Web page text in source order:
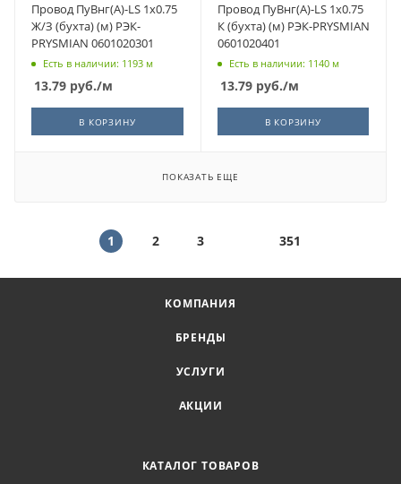
Провод ПуВнг(А)-LS 1х0.75
Ж/З (бухта) (м) РЭК-
PRYSMIAN 0601020301
Есть в наличии: 1193 м
13.79 руб./м
В КОРЗИНУ
Провод ПуВнг(А)-LS 1х0.75
К (бухта) (м) РЭК-PRYSMIAN
0601020401
Есть в наличии: 1140 м
13.79руб./м
В КОРЗИНУ
ПОКАЗАТЬ ЕЩЕ
1 2 3 351
КОМПАНИЯ
БРЕНДЫ
УСЛУГИ
АКЦИИ
КАТАЛОГ ТОВАРОВ